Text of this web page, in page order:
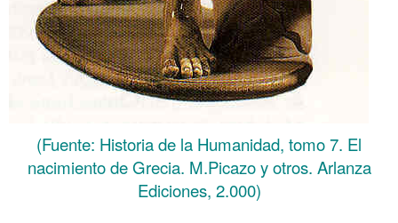
(Fuente: Historia de la Humanidad, tomo 7. El
nacimiento de Grecia. M.Picazo y otros. Arlanza
Ediciones, 2.000)